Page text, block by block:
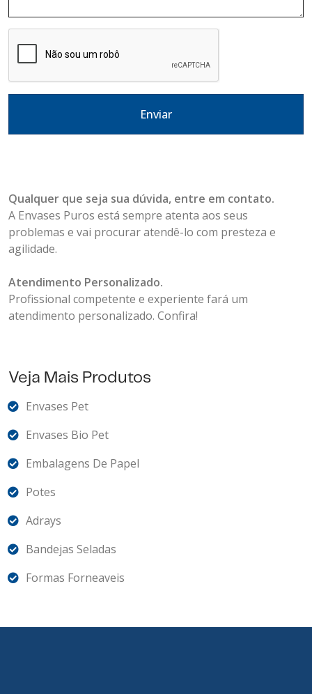
Enviar
Qualquer que seja sua dúvida, entre em contato.
A Envases Puros está sempre atenta aos seus
problemas e vai procurar atendê-lo com presteza e
agilidade.
Atendimento Personalizado.
Profissional competente e experiente fará um
atendimento personalizado. Confira!
Veja Mais Produtos
Envases Pet
Envases Bio Pet
Embalagens De Papel
Potes
Adrays
Bandejas Seladas
Formas Forneaveis